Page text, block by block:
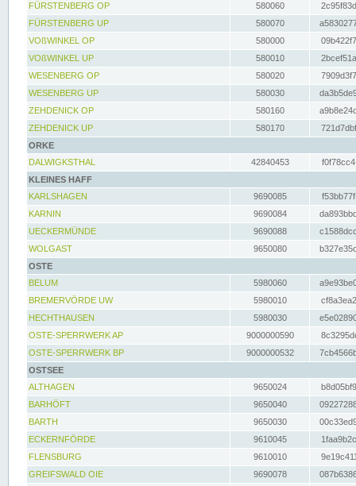
FÜRSTENBERG OP
580060
FÜRSTENBERG UP
580070
VOßWINKEL OP
580000
VOßWINKEL UP
580010
WESENBERG OP
580020
WESENBERG UP
580030
ZEHDENICK OP
580160
ZEHDENICK UP
580170
ORKE
DALWIGKSTHAL
42840453
KLEINES HAFF
KARLSHAGEN
9690085
KARNIN
9690084
UECKERMÜNDE
9690088
WOLGAST
9650080
OSTE
BELUM
5980060
BREMERVÖRDE UW
5980010
HECHTHAUSEN
5980030
OSTE-SPERRWERK AP
9000000590
OSTE-SPERRWERK BP
9000000532
OSTSEE
ALTHAGEN
9650024
BARHÖFT
9650040
BARTH
9650030
ECKERNFÖRDE
9610045
FLENSBURG
9610010
GREIFSWALD OIE
9690078